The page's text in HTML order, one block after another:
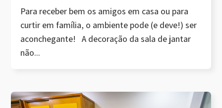
Para receber bem os amigos em casa ou para
curtir em família, o ambiente pode (e deve!) ser
aconchegante! A decoração da sala de jantar
não...